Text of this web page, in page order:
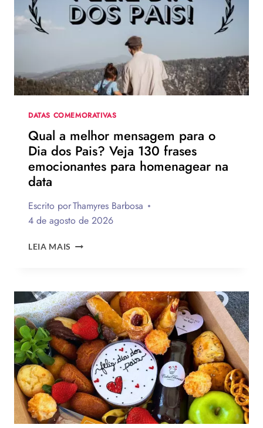
DIVULGAÇÃO
DE
UM
NOVO
DIA
DATAS COMEMORATIVAS
Qual a melhor mensagem para o
Dia dos Pais? Veja 130 frases
emocionantes para homenagear na
data
Escrito porThamyres Barbosa
4 de agosto de 2026
LEIA MAIS QUAL
PARA
O
DIA
DOS
PAIS?
VEJA
130
FRASES
EMOCIONANTES
PARA
HOMENAGEAR